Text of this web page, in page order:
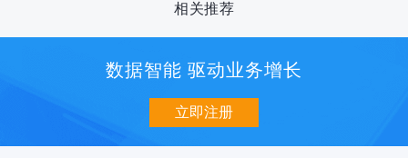
相关推荐
数据智能 驱动业务增长
立即注册